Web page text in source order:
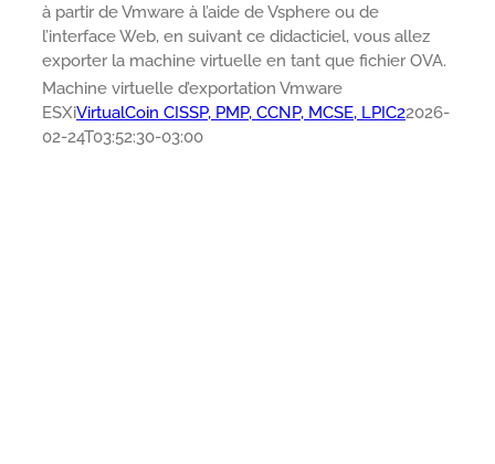
à partir de Vmware à l’aide de Vsphere ou de
l’interface Web, en suivant ce didacticiel, vous allez
exporter la machine virtuelle en tant que fichier OVA.
Machine virtuelle d’exportation Vmware
ESXiVirtualCoin CISSP, PMP, CCNP, MCSE, LPIC22026-
02-24T03:52:30-03:00